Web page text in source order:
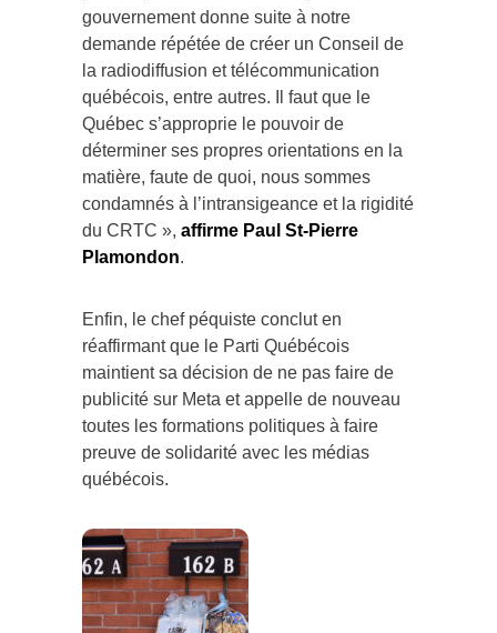
gouvernement donne suite à notre
demande répétée de créer un Conseil de
la radiodiffusion et télécommunication
québécois, entre autres. Il faut que le
Québec s’approprie le pouvoir de
déterminer ses propres orientations en la
matière, faute de quoi, nous sommes
condamnés à l’intransigeance et la rigidité
du CRTC », affirme Paul St-Pierre
Plamondon
Enfin, le chef péquiste conclut en
réaffirmant que le Parti Québécois
maintient sa décision de ne pas faire de
publicité sur Meta et appelle de nouveau
toutes les formations politiques à faire
preuve de solidarité avec les médias
québécois.